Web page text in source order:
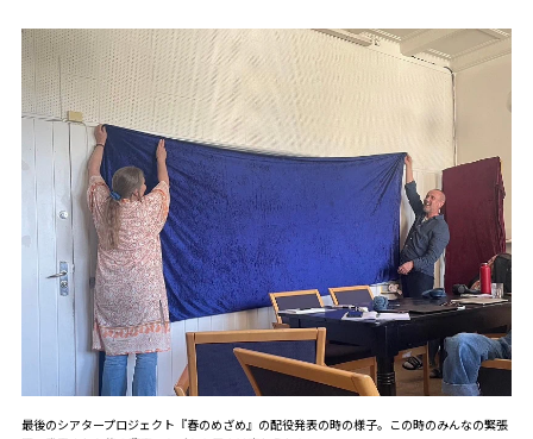
最後のシアタープロジェクト『春のめざめ』の配役発表の時の様子。この時のみんなの緊張